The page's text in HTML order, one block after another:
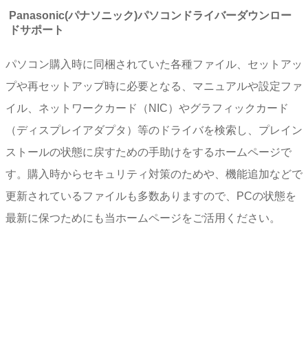
Panasonic(パナソニック)パソコンドライバーダウンロー
ドサポート
パソコン購入時に同梱されていた各種ファイル、セットアッ
プや再セットアップ時に必要となる、マニュアルや設定ファ
イル、ネットワークカード（NIC）やグラフィックカード
（ディスプレイアダプタ）等のドライバを検索し、プレイン
ストールの状態に戻すための手助けをするホームページで
す。購入時からセキュリティ対策のためや、機能追加などで
更新されているファイルも多数ありますので、PCの状態を
最新に保つためにも当ホームページをご活用ください。